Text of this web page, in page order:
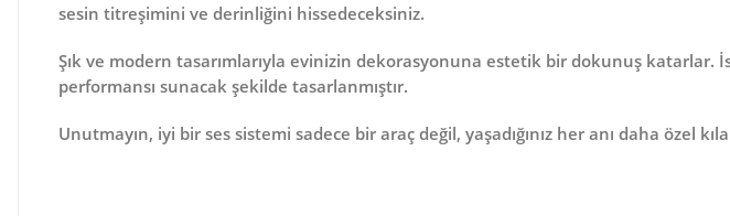
sesin titreşimini ve derinliğini hissedeceksiniz.
Şık ve modern tasarımlarıyla evinizin dekorasyonuna estetik bir dokunuş
performansı sunacak şekilde tasarlanmıştır.
Unutmayın, iyi bir ses sistemi sadece bir araç değil, yaşadığınız her anı daha özel